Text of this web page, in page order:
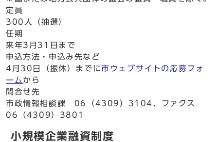
定員
300人（抽選）
任期
来年3月31日まで
申込方法・申込み先など
4月30日（振休）までに市ウェブサイトの応募フォ
ーム から
問合せ先
市政情報相談課 06（4309）3104、ファクス
06（4309）3801
小規模企業融資制度